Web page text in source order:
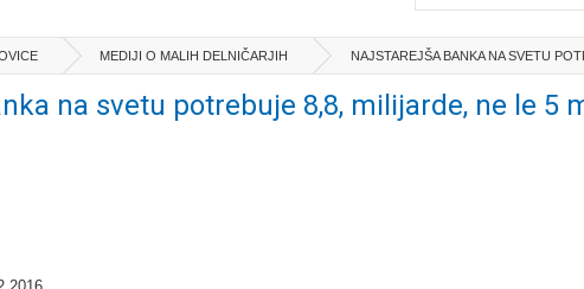
MEDIJI O MALIH DELNIČARJIH NAJSTAREJŠA BANKA NA SVETU
na svetu potrebuje 8,8, milijarde, ne le 5